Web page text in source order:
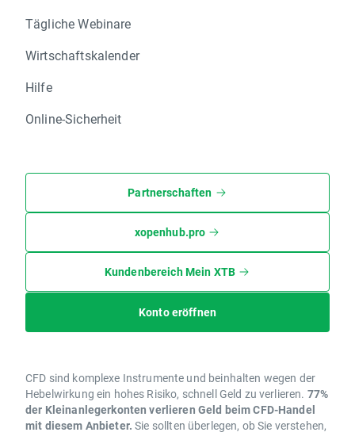
Tägliche Webinare
Wirtschaftskalender
Hilfe
Online-Sicherheit
Partnerschaften
xopenhub.pro
Kundenbereich Mein XTB
Konto eröffnen
CFD sind komplexe Instrumente und beinhalten wegen der
Hebelwirkung ein hohes Risiko, schnell Geld zu verlieren. 77%
der Kleinanlegerkonten verlieren Geld beim CFD-Handel
mit diesem Anbieter. Sie sollten überlegen, ob Sie verstehen,